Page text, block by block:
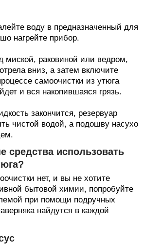
воду в предназначенный для
нагрейте прибор.
миской, раковиной или ведром,
вниз, а затем включите
самоочистки из утюга
и вся накопившаяся грязь.
закончится, резервуар
чистой водой, а подошву насухо
средства использовать
нет, и вы не хотите
бытовой химии, попробуйте
при помощи подручных
найдутся в каждой